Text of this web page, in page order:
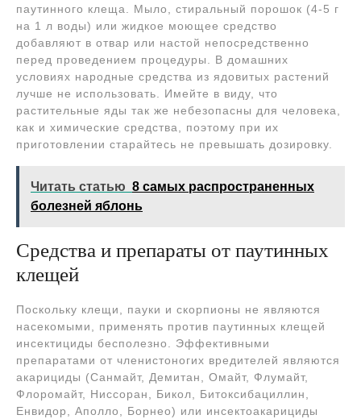
паутинного клеща. Мыло, стиральный порошок (4-5 г
на 1 л воды) или жидкое моющее средство
добавляют в отвар или настой непосредственно
перед проведением процедуры. В домашних
условиях народные средства из ядовитых растений
лучше не использовать. Имейте в виду, что
растительные яды так же небезопасны для человека,
как и химические средства, поэтому при их
приготовлении старайтесь не превышать дозировку.
Читать статью 8 самых распространенных
болезней яблонь
Средства и препараты от паутинных
клещей
Поскольку клещи, пауки и скорпионы не являются
насекомыми, применять против паутинных клещей
инсектициды бесполезно. Эффективными
препаратами от членистоногих вредителей являются
акарициды (Санмайт, Демитан, Омайт, Флумайт,
Флоромайт, Ниссоран, Бикол, Битоксибациллин,
Енвидор, Аполло, Борнео) или инсектоакарициды